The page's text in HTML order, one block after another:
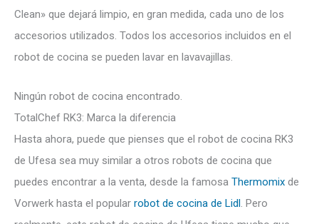
Clean» que dejará limpio, en gran medida, cada uno de los
accesorios utilizados. Todos los accesorios incluidos en el
robot de cocina se pueden lavar en lavavajillas.
Ningún robot de cocina encontrado.
TotalChef RK3: Marca la diferencia
Hasta ahora, puede que pienses que el robot de cocina RK3
de Ufesa sea muy similar a otros robots de cocina que
puedes encontrar a la venta, desde la famosa Thermomix de
Vorwerk hasta el popular robot de cocina de Lidl. Pero